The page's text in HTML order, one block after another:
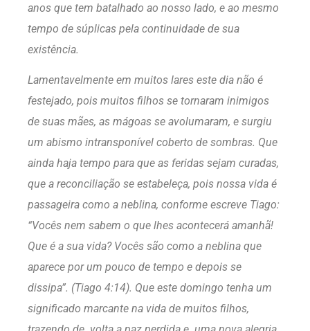
anos que tem batalhado ao nosso lado, e ao mesmo
tempo de súplicas pela continuidade de sua
existência.
Lamentavelmente em muitos lares este dia não é
festejado, pois muitos filhos se tornaram inimigos
de suas mães, as mágoas se avolumaram, e surgiu
um abismo intransponível coberto de sombras. Que
ainda haja tempo para que as feridas sejam curadas,
que a reconciliação se estabeleça, pois nossa vida é
passageira como a neblina, conforme escreve Tiago:
“Vocês nem sabem o que lhes acontecerá amanhã!
Que é a sua vida? Vocês são como a neblina que
aparece por um pouco de tempo e depois se
dissipa”. (Tiago 4:14). Que este domingo tenha um
significado marcante na vida de muitos filhos,